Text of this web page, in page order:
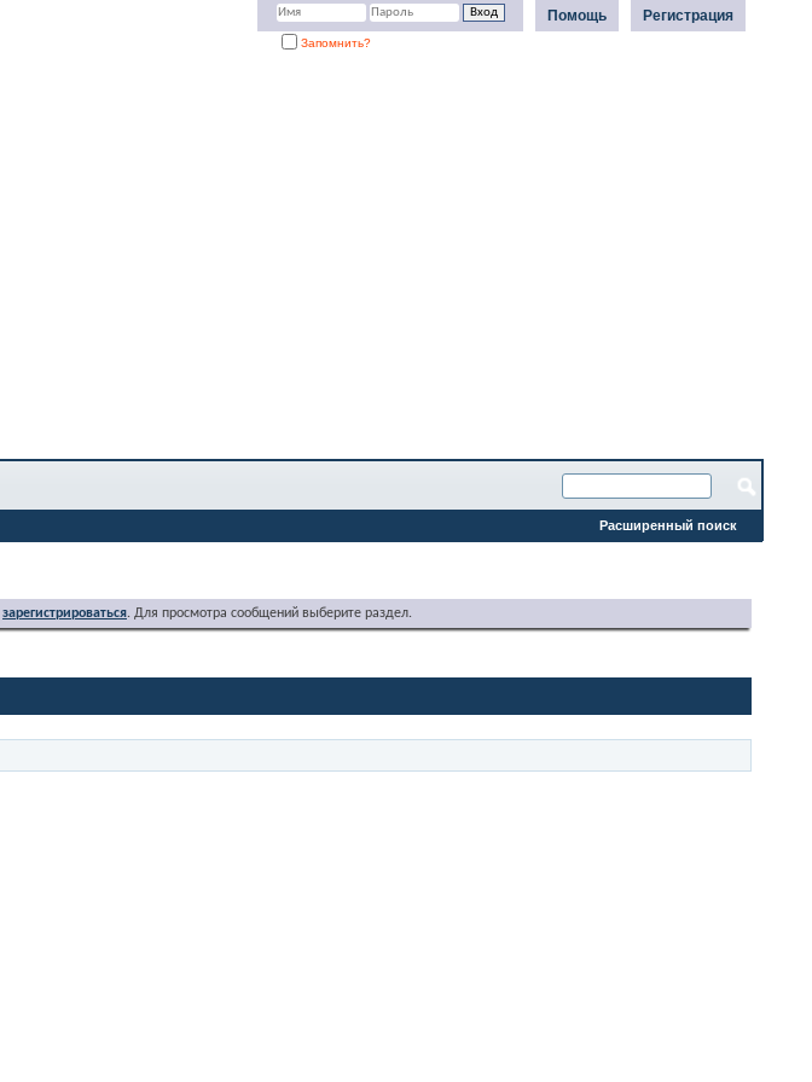
Регистрация
Помощь
Запомнить?
Расширенный поиск
зарегистрироваться. Для просмотра сообщений выберите раздел.